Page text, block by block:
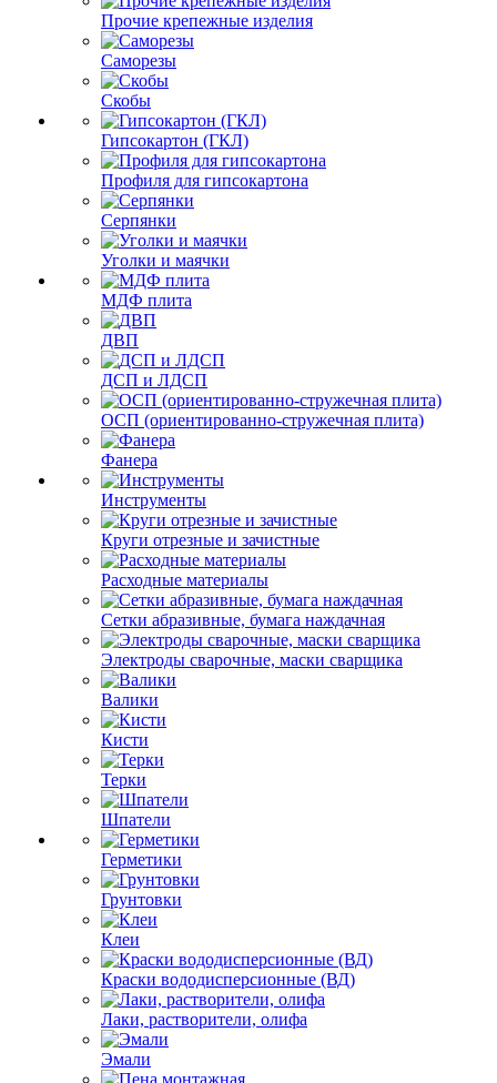
Прочие крепежные изделия
Саморезы
Скобы
Гипсокартон (ГКЛ)
Профиля для гипсокартона
Серпянки
Уголки и маячки
МДФ плита
ДВП
ДСП и ЛДСП
ОСП (ориентированно-стружечная плита)
Фанера
Инструменты
Круги отрезные и зачистные
Расходные материалы
Сетки абразивные, бумага наждачная
Электроды сварочные, маски сварщика
Валики
Кисти
Терки
Шпатели
Герметики
Грунтовки
Клеи
Краски вододисперсионные (ВД)
Лаки, растворители, олифа
Эмали